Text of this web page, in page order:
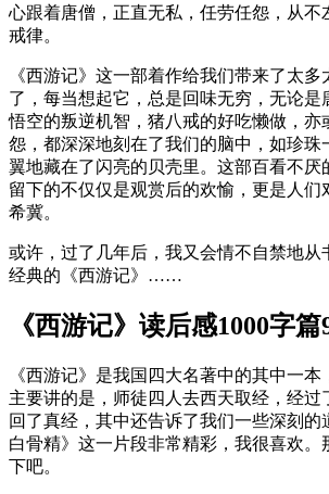
心跟着唐僧，正直无私，任劳任怨，从不
戒律。
《西游记》这一部着作给我们带来了太
了，每当想起它，总是回味无穷，无论是
悟空的叛逆机智，猪八戒的好吃懒做，亦
怨，都深深地刻在了我们的脑中，如珍珠
翼地藏在了闪亮的贝壳里。这部百看不厌
留下的不仅仅是观赏后的欢愉，更是人们
希冀。
或许，过了几年后，我又会情不自禁地从
经典的《西游记》……
《西游记》读后感1000字篇
《西游记》是我国四大名著中的其中一
主要讲的是，师徒四人去西天取经，经过
回了真经，其中还告诉了我们一些深刻的
白骨精》这一片段非常精彩，我很喜欢。
下吧。